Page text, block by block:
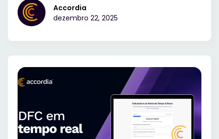
Accordia
dezembro 22, 2025